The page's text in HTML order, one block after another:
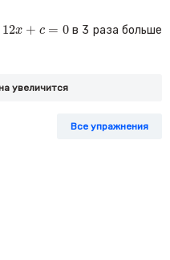
12x + c = 0
12x c в 3 раза больше
увеличится
Все упражнения